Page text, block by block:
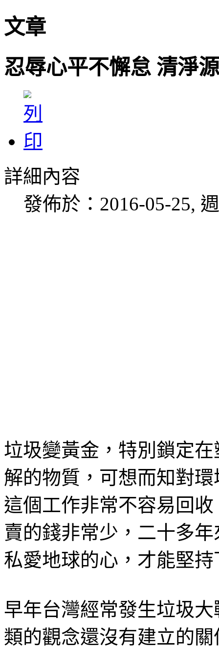
文章
忍辱心平不懈怠 清淨
詳細內容
發佈於：2016-05-25,
垃圾變黃金，特別鎖定
解的物質，可想而知對
這個工作非常不容易回
賣的錢非常少，二十多
私愛地球的心，才能堅
早年台灣經常發生垃圾
類的觀念還沒有建立的